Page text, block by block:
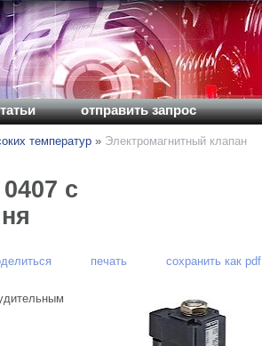
отправить запрос
температур » Электромагнитный клапан
с
печать сохранить как pdf